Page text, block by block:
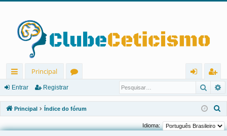
in
ks
rá
Principal
u
ns
ra
r
eg
ist
ra
Entrar Registrar
Principal Índice do fórum
s
Idioma: